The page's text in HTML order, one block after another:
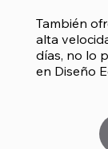
También
alta
días, no lo
en Diseño